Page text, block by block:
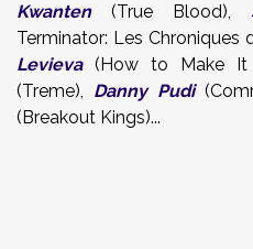
Kwanten(True Blood),
Terminator: Les Chroniques
Levieva(How to Make It
(Treme), Danny Pudi
(Breakout Kings)...